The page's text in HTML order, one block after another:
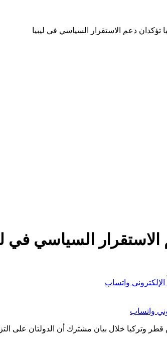
تؤكدان دعم الاستقرار السياسي في ليبيا
السياسي في
الإلكتروني واتساب
واتساب